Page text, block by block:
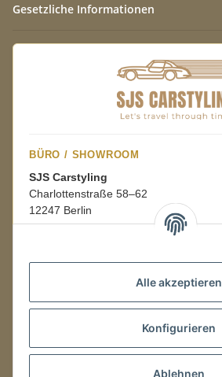
Alle akzeptieren
Konfigurieren
Ablehnen
Gesetzliche Informationen
BÜRO / SHOWROOM
SJS Carstyling
Charlottenstraße 58–62
12247 Berlin
08:00–16:00 Uhr
LAGER / RETOUREN
Packmonster Fulfillment
SJS Carstyling Lager